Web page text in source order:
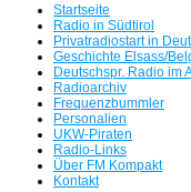
Startseite
Radio in Südtirol
Privatradiostart in
Geschichte Elsass/
Deutschspr. Radio im
Radioarchiv
Frequenzbummler
Personalien
UKW-Piraten
Radio-Links
Über FM Kompakt
Kontakt